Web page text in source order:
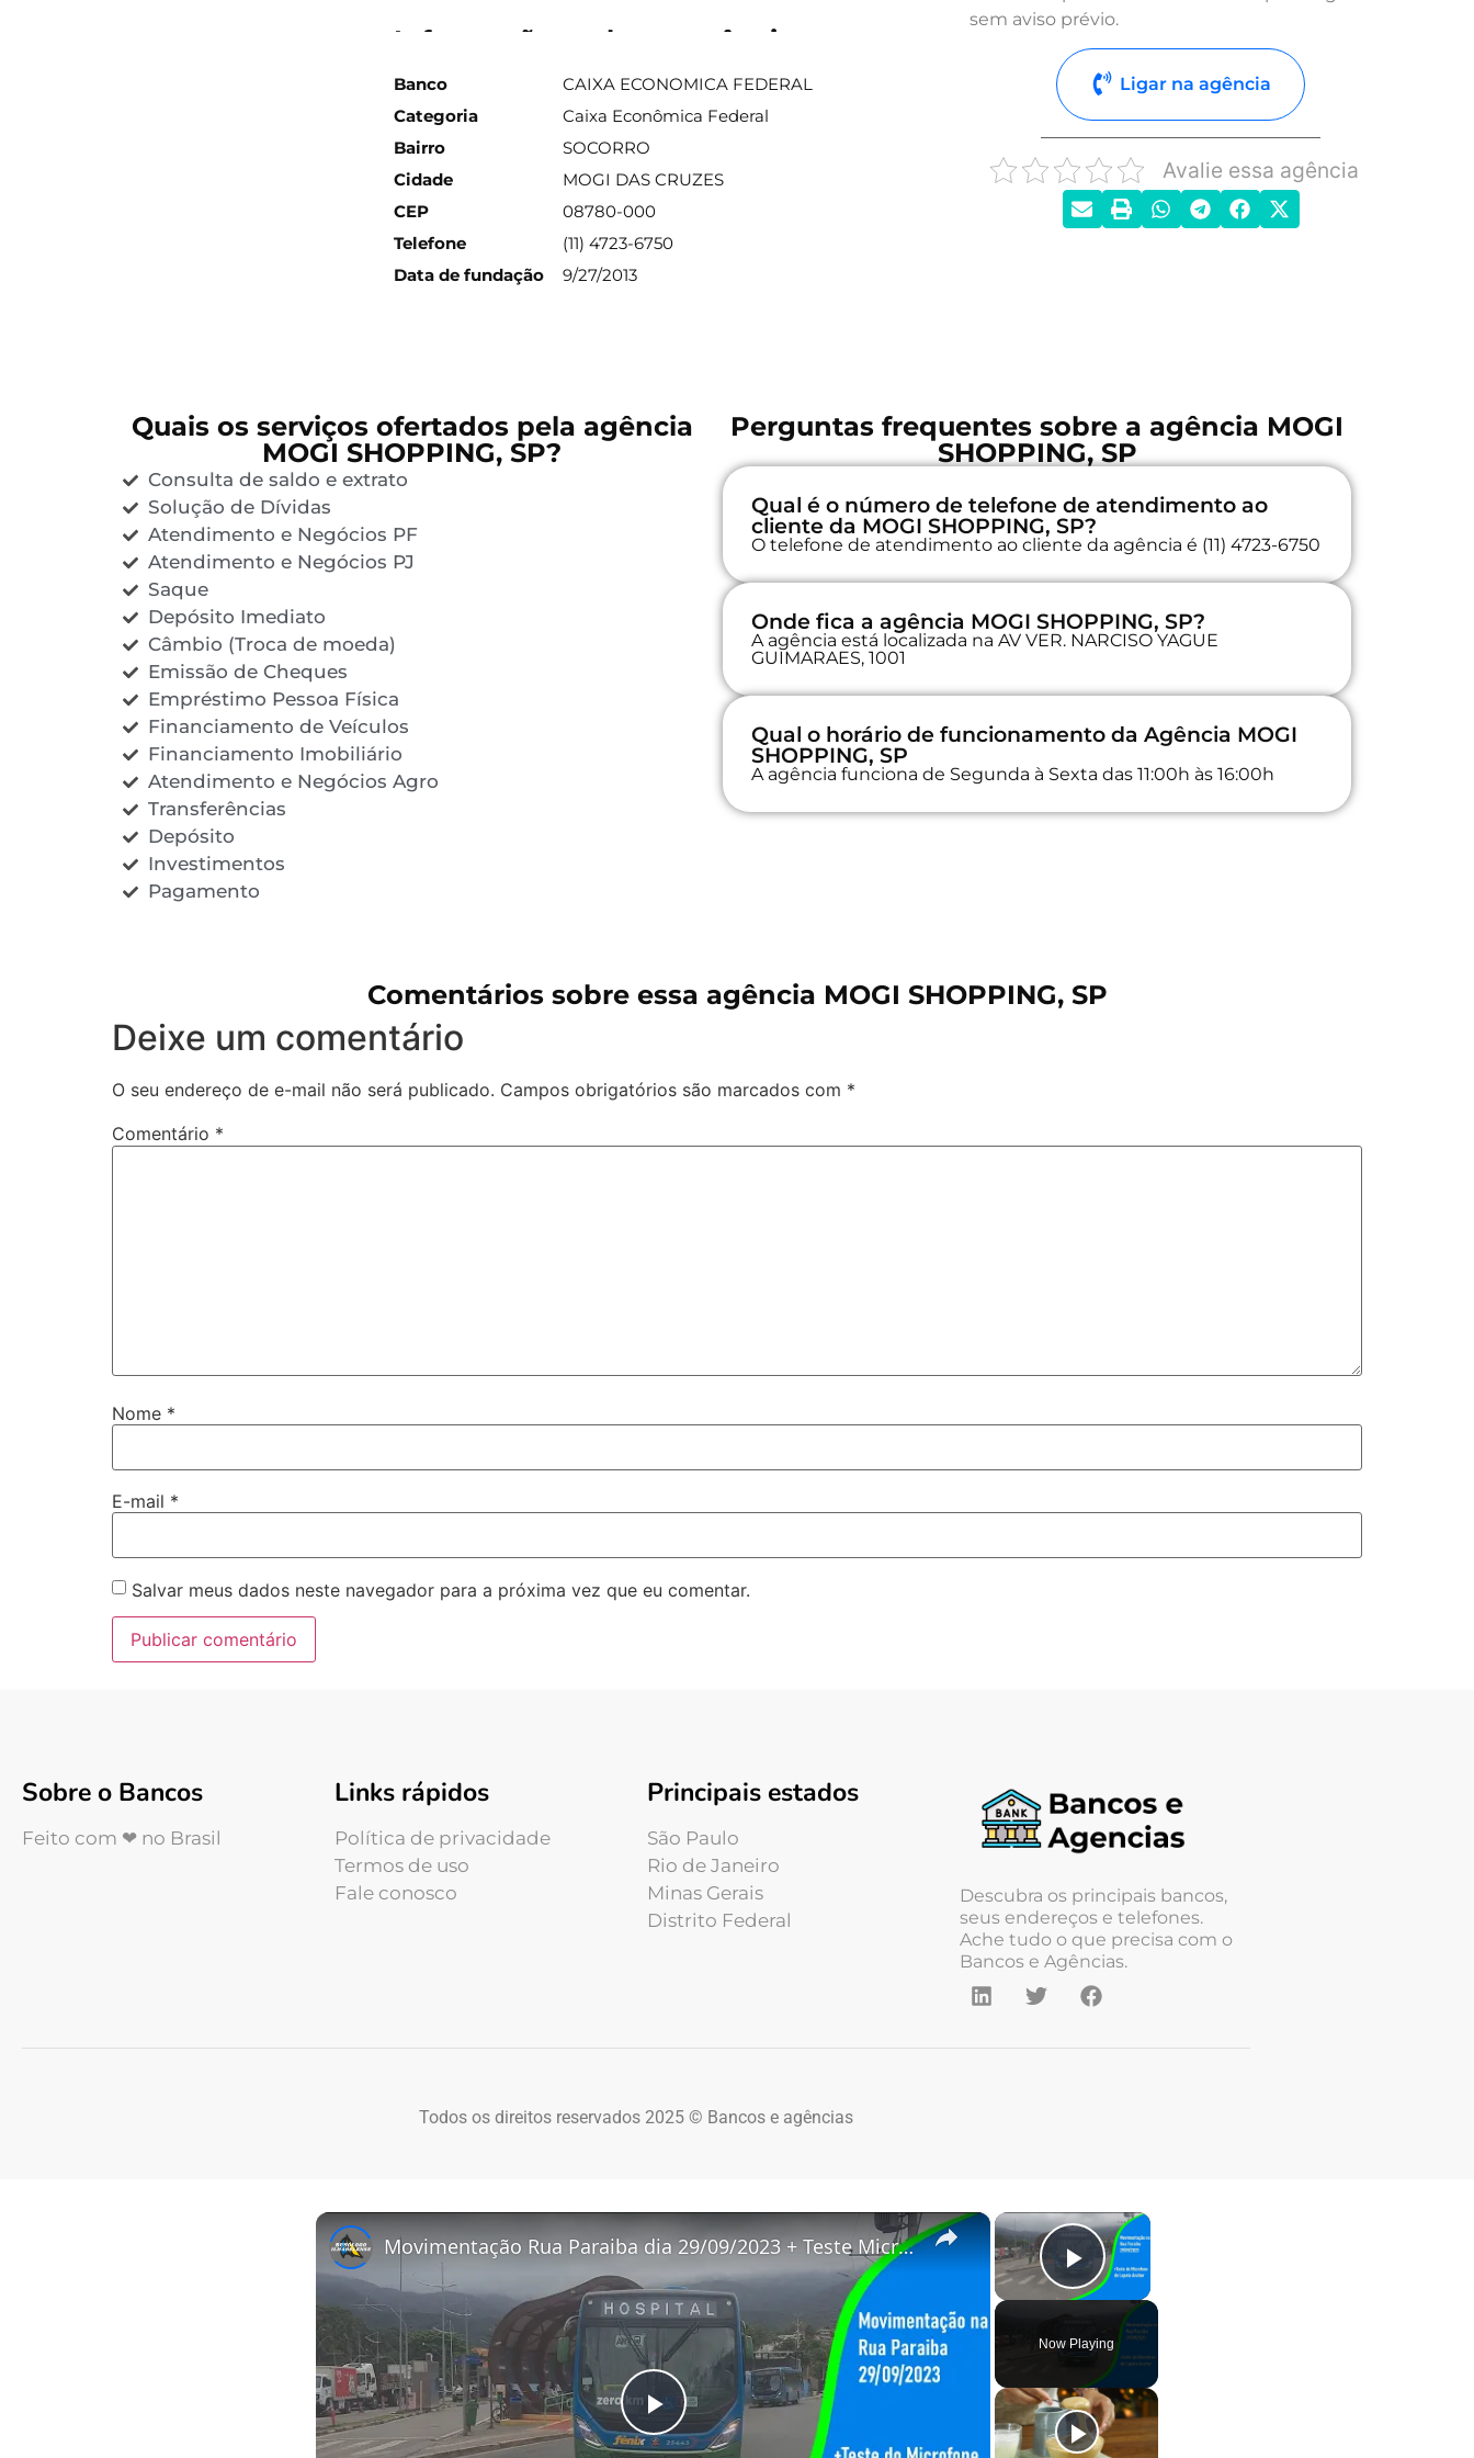
Informações sobre a agência
Banco
CAIXA ECONOMICA FEDERAL
Categoria
Caixa Econômica Federal
Bairro
SOCORRO
Cidade
MOGI DAS CRUZES
CEP
08780-000
Telefone
(11) 4723-6750
Data de fundação
9/27/2013
sem aviso prévio.
Ligar na agência
Avalie essa agência
Quais os serviços ofertados pela agência
MOGI SHOPPING, SP?
Consulta de saldo e extrato
Solução de Dívidas
Atendimento e Negócios PF
Atendimento e Negócios PJ
Saque
Depósito Imediato
Câmbio (Troca de moeda)
Emissão de Cheques
Empréstimo Pessoa Física
Financiamento de Veículos
Financiamento Imobiliário
Atendimento e Negócios Agro
Transferências
Depósito
Investimentos
Pagamento
Perguntas frequentes sobre a agência MOGI
SHOPPING, SP
Qual é o número de telefone de atendimento ao
cliente da MOGI SHOPPING, SP?
O telefone de atendimento ao cliente da agência é (11) 4723-6750
Onde fica a agência MOGI SHOPPING, SP?
A agência está localizada na AV VER. NARCISO YAGUE
GUIMARAES, 1001
Qual o horário de funcionamento da Agência MOGI
SHOPPING, SP
A agência funciona de Segunda à Sexta das 11:00h às 16:00h
Comentários sobre essa agência MOGI SHOPPING, SP
Deixe um comentário
O seu endereço de e-mail não será publicado. Campos obrigatórios são marcados com *
Comentário *
Nome *
E-mail *
Salvar meus dados neste navegador para a próxima vez que eu comentar.
Sobre o Bancos
Feito com ❤ no Brasil
Links rápidos
Política de privacidade
Termos de uso
Fale conosco
Principais estados
São Paulo
Rio de Janeiro
Minas Gerais
Distrito Federal
Descubra os principais bancos,
seus endereços e telefones.
Ache tudo o que precisa com o
Bancos e Agências.
Todos os direitos reservados 2025 © Bancos e agências
×
Play Video
Now Playing
×
Play Video
Movimentação Rua Paraiba dia 29/09/2023 + Teste Microfone de Lapela Anchor